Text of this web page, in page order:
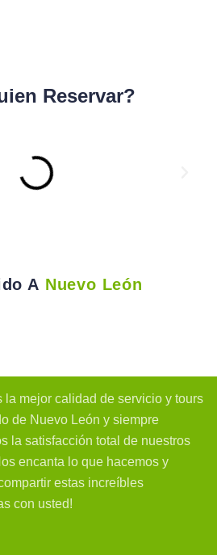
Reservar?
A Nuevo León
la mejor calidad de servicio y tours
de Nuevo León y siempre
la satisfacción total de nuestros
encanta lo que hacemos y
estas increíbles
con usted!